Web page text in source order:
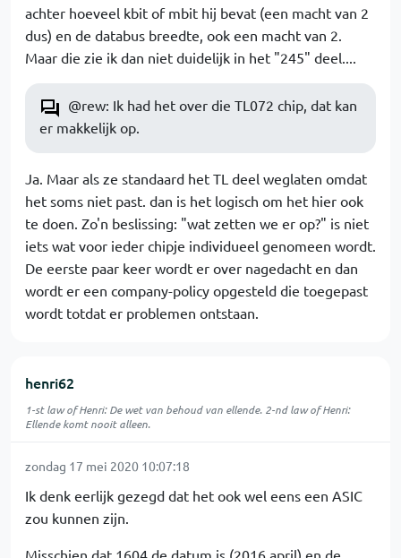
achter hoeveel kbit of mbit hij bevat (een macht van 2
dus) en de databus breedte, ook een macht van 2.
Maar die zie ik dan niet duidelijk in het "245" deel....
@rew: Ik had het over die TL072 chip, dat kan
er makkelijk op.
Ja. Maar als ze standaard het TL deel weglaten omdat
het soms niet past. dan is het logisch om het hier ook
te doen. Zo'n beslissing: "wat zetten we er op?" is niet
iets wat voor ieder chipje individueel genomeen wordt.
De eerste paar keer wordt er over nagedacht en dan
wordt er een company-policy opgesteld die toegepast
wordt totdat er problemen ontstaan.
henri62
1-st law of Henri: De wet van behoud van ellende. 2-nd law of Henri:
Ellende komt nooit alleen.
zondag 17 mei 2020 10:07:18
Ik denk eerlijk gezegd dat het ook wel eens een ASIC
zou kunnen zijn.